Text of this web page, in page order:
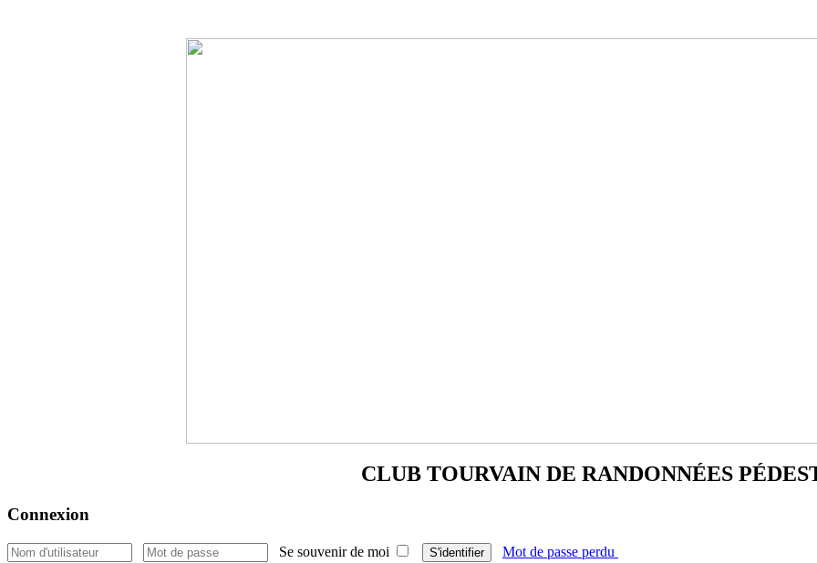
CLUB TOURVAIN DE RANDONNÉES
Connexion
Se souvenir de moi S'identifier Mot de passe perdu